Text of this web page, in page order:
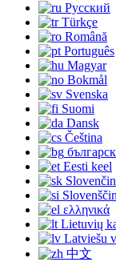
Русский
Türkçe
Română
Português
Magyar
Bokmål
Svenska
Suomi
Dansk
Čeština
Eesti keel
ελληνικά
Lietuvių
Latviešu
中文